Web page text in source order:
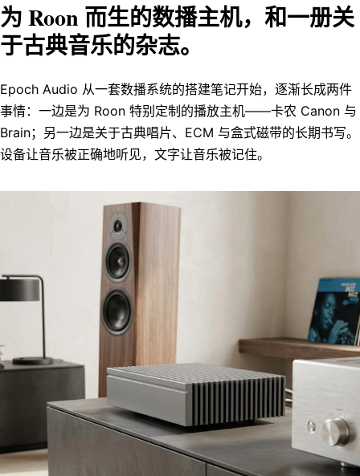
为 Roon 而生的数播主机，和一册关
于古典音乐的杂志。
Epoch Audio 从一套数播系统的搭建笔记开始，逐渐长成两件
事情：一边是为 Roon 特别定制的播放主机——卡农 Canon 与
Brain；另一边是关于古典唱片、ECM 与盒式磁带的长期书写。
设备让音乐被正确地听见，文字让音乐被记住。